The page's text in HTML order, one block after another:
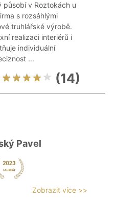
působí v Roztokách u
s rozsáhlými
truhlářské výrobě.
realizaci interiérů i
individuální
...
(14)
Pavel
Zobrazit více >>